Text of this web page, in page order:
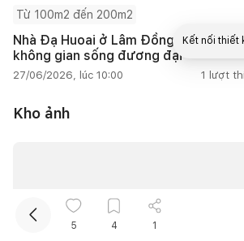
Từ 100m2 đến 200m2
Nhà Đạ Huoai ở Lâm Đồng đưa ký ức
không gian sống đương đại
27/06/2026, lúc 10:00 1 lượt
Kho ảnh
5 4 1
Kết nối thiết